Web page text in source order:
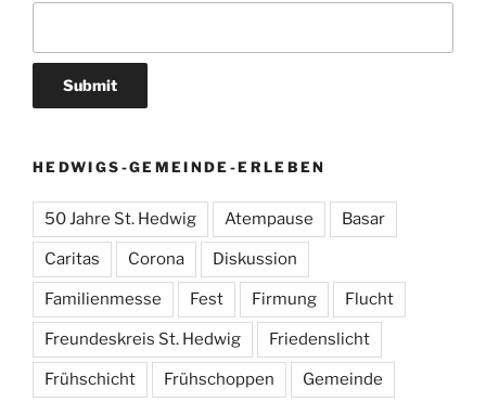
HEDWIGS-GEMEINDE-ERLEBEN
50 Jahre St. Hedwig Atempause Basar
Caritas Corona Diskussion
Familienmesse Fest Firmung Flucht
Freundeskreis St. Hedwig Friedenslicht
Frühschicht Frühschoppen Gemeinde